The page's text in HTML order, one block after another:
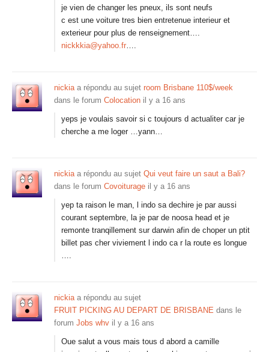
je vien de changer les pneux, ils sont neufs
c est une voiture tres bien entretenue interieur et
exterieur pour plus de renseignement….
nickkkia@yahoo.fr….
nickiaa répondu au sujet room Brisbane 110$/week
dans le forum Colocation il y a 16 ans
yeps je voulais savoir si c toujours d actualiter car je
cherche a me loger …yann…
nickiaa répondu au sujet Qui veut faire un saut a Bali?
dans le forum Covoiturage il y a 16 ans
yep ta raison le man, l indo sa dechire je par aussi
courant septembre, la je par de noosa head et je
remonte tranqillement sur darwin afin de choper un ptit
billet pas cher viviement l indo ca r la route es longue
….
nickiaa répondu au sujet
FRUIT PICKING AU DEPART DE BRISBANE dans le
forum Jobs whv il y a 16 ans
Oue salut a vous mais tous d abord a camille